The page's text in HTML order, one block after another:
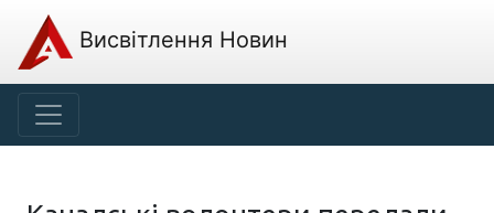
Висвітлення Новин